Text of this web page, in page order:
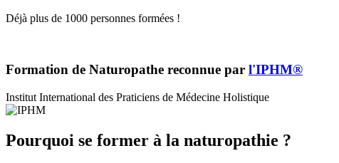
Déjà plus de 1000 personnes formées !
Formation de Naturopathe reconnue par l'IPHM®
Institut International des Praticiens de Médecine Holistique
Pourquoi se former à la naturopathie ?